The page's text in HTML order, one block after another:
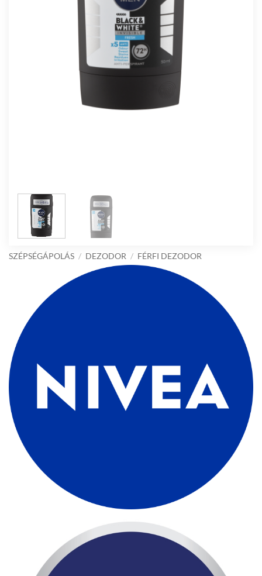
SZÉPSÉGÁPOLÁS / DEZODOR / FÉRFI DEZODOR